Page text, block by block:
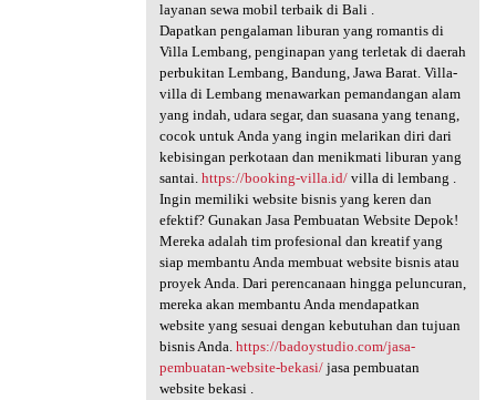
layanan sewa mobil terbaik di Bali .
Dapatkan pengalaman liburan yang romantis di
Villa Lembang, penginapan yang terletak di daerah
perbukitan Lembang, Bandung, Jawa Barat. Villa-
villa di Lembang menawarkan pemandangan alam
yang indah, udara segar, dan suasana yang tenang,
cocok untuk Anda yang ingin melarikan diri dari
kebisingan perkotaan dan menikmati liburan yang
santai. https://booking-villa.id/villa di lembang .
Ingin memiliki website bisnis yang keren dan
efektif? Gunakan Jasa Pembuatan Website Depok!
Mereka adalah tim profesional dan kreatif yang
siap membantu Anda membuat website bisnis atau
proyek Anda. Dari perencanaan hingga peluncuran,
mereka akan membantu Anda mendapatkan
website yang sesuai dengan kebutuhan dan tujuan
bisnis Anda. https://badoystudio.com/jasa-
pembuatan-website-bekasi/jasa pembuatan
website bekasi .